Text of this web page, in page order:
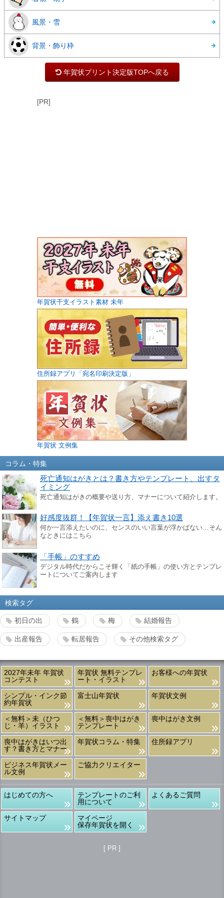
風景・雪
背景・飾り枠
年賀状プリント決定版TOPへ戻る
[PR]
年賀状干支イラスト素材 未年
住所録アプリ「宛名印刷決定版」
年賀状 文例集
コラム・特集
死亡通知はがきとは？書き方やテンプレート、出すタ
イミング
死亡通知はがきの概要や送り方、マナーについて紹介します。
好感度抜群！【年賀状一言】添え書き10選
何か一言添えたいのに、センスのいい言葉が浮かばない…そん
なときにはこちら
「手帳」のすすめ
デジタル時代だからこそ輝く「紙の手帳」の使い方とテンプレ
ートについてご案内します
検索タグ
初日の出 鶴 梅 結婚報告
出産報告 転居報告 その他検索タグ
2027年未年 年賀状
コンテスト
年賀状 無料テンプレ
ート・イラスト
お客様への年賀状
シンプル・インク節
約年賀状
富士山年賀状 年賀状文例
＜無料＞未（ひつ
じ・羊）イラスト
＜無料＞喪中はがき
テンプレート
喪中はがき文例
喪中はがきはいつ出
す？書き方とマナー
年賀状コラム・特集 住所録アプリ
ビジネス年賀状メー
ル文例
ご協力クリエイター
はじめての方へ
テンプレートのご利
用について
よくあるご質問
サイトマップ
マイページ
保存年賀状を開く
[ PR ]